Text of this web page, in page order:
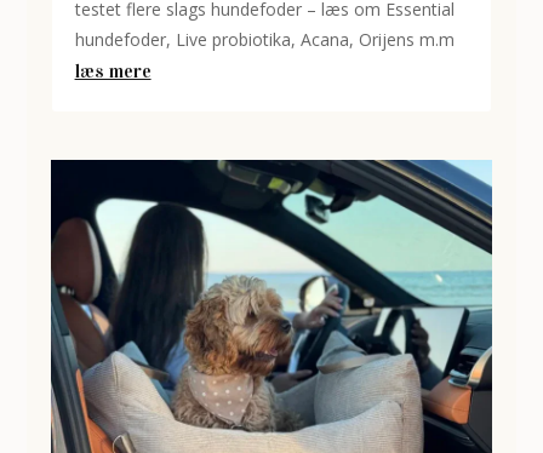
testet flere slags hundefoder – læs om Essential
hundefoder, Live probiotika, Acana, Orijens m.m
læs mere